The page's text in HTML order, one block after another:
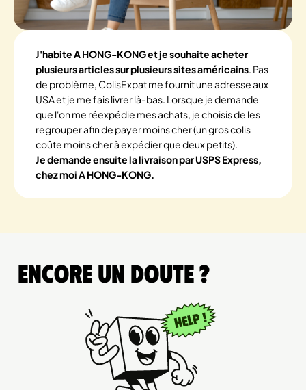
J'habite A HONG-KONG et je souhaite acheter
plusieurs articles sur plusieurs sites américains. Pas
de problème, ColisExpat me fournit une adresse aux
USA et je me fais livrer là-bas. Lorsque je demande
que l'on me réexpédie mes achats, je choisis de les
regrouper afin de payer moins cher (un gros colis
coûte moins cher à expédier que deux petits).
Je demande ensuite la livraison par USPS Express,
chez moi A HONG-KONG.
Encore un doute ?